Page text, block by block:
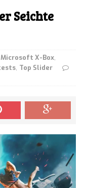
Seichte
Microsoft X-Box,
, Top Slider